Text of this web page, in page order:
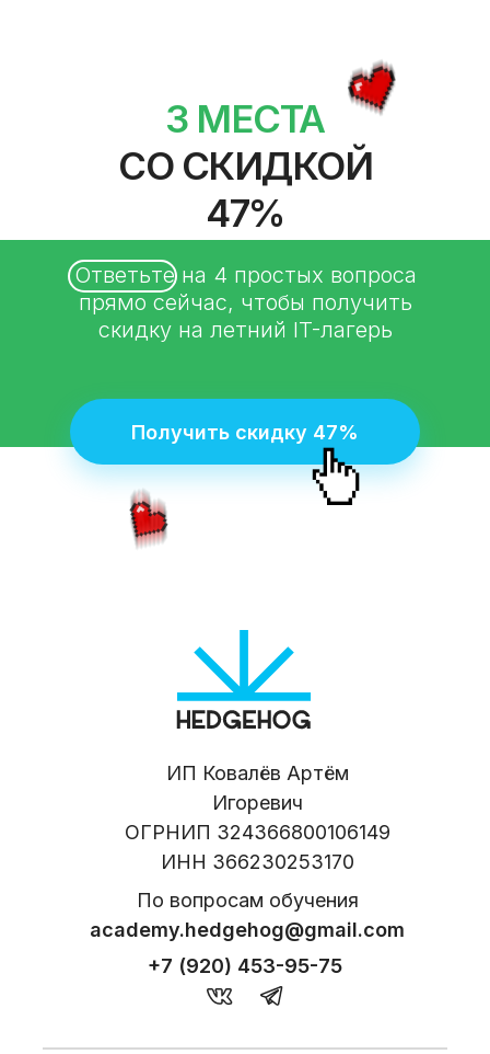
3 МЕСТА
СО СКИДКОЙ
47%
Получить скидку 47%
Ответьте на 4 простых вопроса
прямо сейчас, чтобы получить
скидку на летний IT-лагерь
По вопросам обучения
academy.hedgehog@gmail.com
ИП Ковалёв Артём
Игоревич
ОГРНИП 324366800106149
ИНН 366230253170
+7 (920) 453-95-75